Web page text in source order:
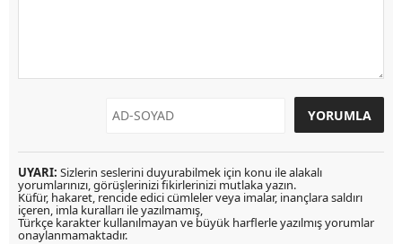
UYARI: Sizlerin seslerini duyurabilmek için konu ile alakalı
yorumlarınızı, görüşlerinizi fikirlerinizi mutlaka yazın.
Küfür, hakaret, rencide edici cümleler veya imalar, inançlara saldırı
içeren, imla kuralları ile yazılmamış,
Türkçe karakter kullanılmayan ve büyük harflerle yazılmış yorumlar
onaylanmamaktadır.